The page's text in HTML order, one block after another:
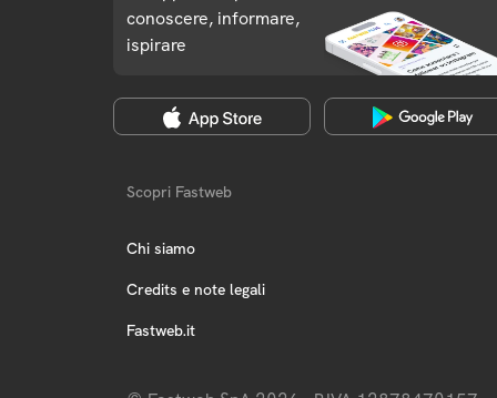
conoscere, informare,
ispirare
Scopri Fastweb
Chi siamo
Credits e note legali
Fastweb.it